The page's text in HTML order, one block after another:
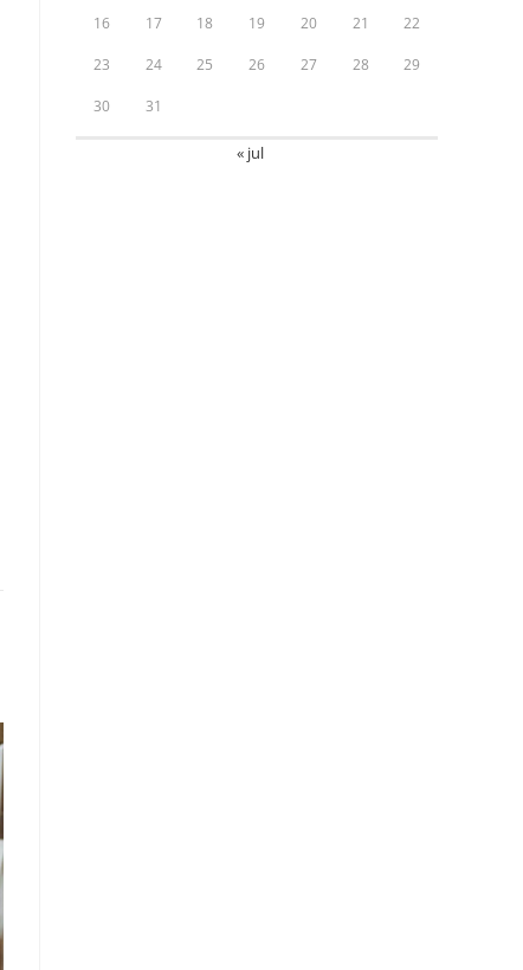
16 17 18 19 20 21 22
23 24 25 26 27 28 29
30 31
« jul